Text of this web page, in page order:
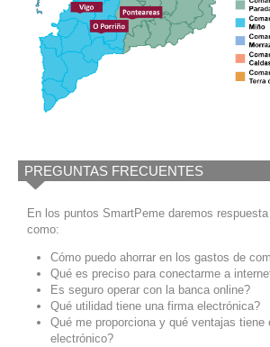
PREGUNTAS FRECUENTES
En los puntos SmartPeme daremos
como:
Cómo puedo ahorrar en los gastos de
Qué es preciso para conectarme a
Es seguro operar con la banca online?
Qué utilidad tiene una firma electrónica?
Qué me proporciona y qué ventajas tiene
electrónico?